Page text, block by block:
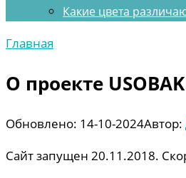
Какие цвета
Главная
О проекте
Обновлено: 14-10-2024Автор:
Сайт запущен 20.11.2018.